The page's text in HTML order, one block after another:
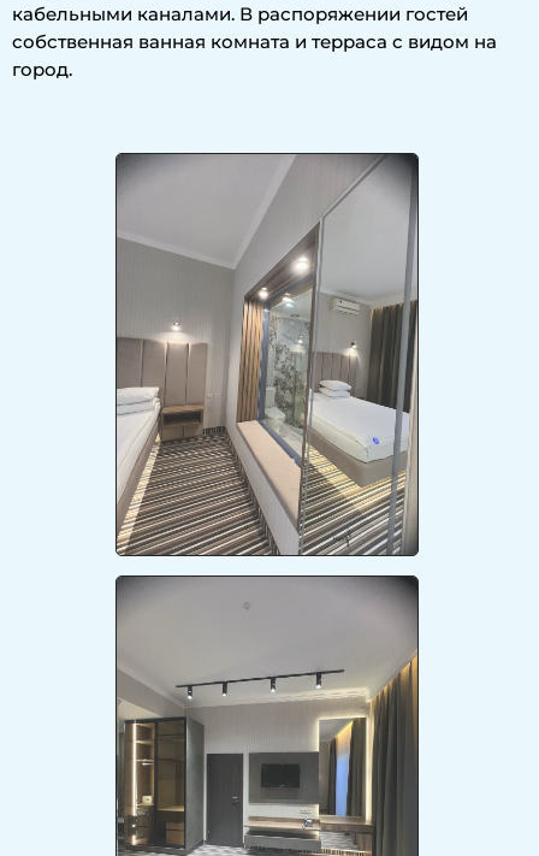
кабельными каналами. В распоряжении гостей
собственная ванная комната и терраса с видом на
город.